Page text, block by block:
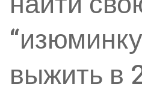
выжить в